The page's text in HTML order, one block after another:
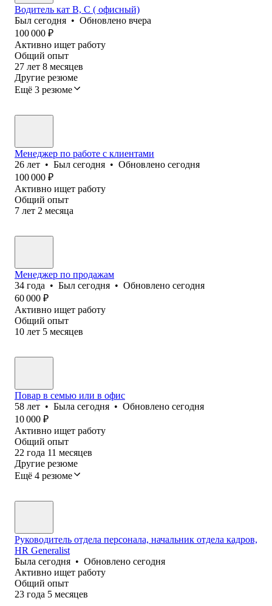
Водитель кат В, С ( офисный)
Был сегодня • Обновлено вчера
100 000 ₽
Активно ищет работу
Общий опыт
27 лет 8 месяцев
Другие резюме
Ещё 3 резюме
Менеджер по работе с клиентами
26 лет • Был сегодня • Обновлено сегодня
100 000 ₽
Активно ищет работу
Общий опыт
7 лет 2 месяца
Менеджер по продажам
34 года • Был сегодня • Обновлено сегодня
60 000 ₽
Активно ищет работу
Общий опыт
10 лет 5 месяцев
Повар в семью или в офис
58 лет • Была сегодня • Обновлено сегодня
10 000 ₽
Активно ищет работу
Общий опыт
22 года 11 месяцев
Другие резюме
Ещё 4 резюме
Руководитель отдела персонала, начальник отдела кадров,
HR Generalist
Была сегодня • Обновлено сегодня
Активно ищет работу
Общий опыт
23 года 5 месяцев